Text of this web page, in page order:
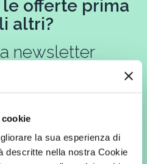
la sua esperienza di
descritte nella nostra Cookie
offerte prima
altri?
newsletter
letto l’informativa
2016/679, acconsento
miei dati personali per finalità
tra cui invio di comunicazioni
- quali ad es. newsletter ed e-mail